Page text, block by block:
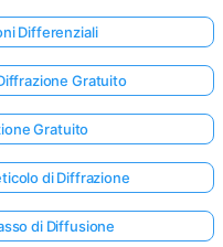
Differenziali
Gratuito
Gratuito
di Diffrazione
di Diffusione